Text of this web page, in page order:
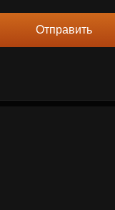
Отправить